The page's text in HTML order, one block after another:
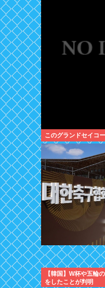
このグランドセイコ
【韓国】W杯や五輪
をしたことが判明